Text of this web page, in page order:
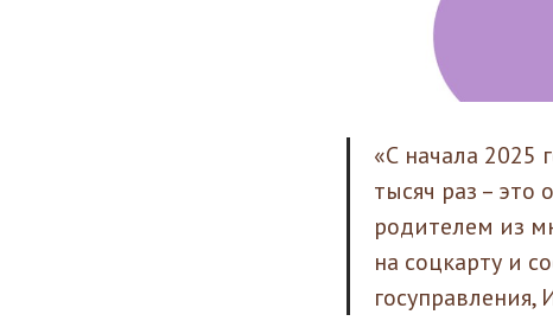
«С начала 2025
тысяч раз – это
родителем из
на соцкарту и